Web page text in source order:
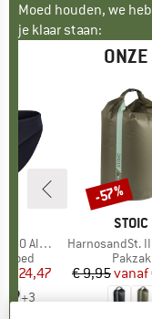
Moed houden, we
je klaar staan:
Brief
prijs
€ 24,47
+3
MERK
STOIC
Artikel
HarnosandSt.
Pakzak
€ 9,95vanaf
Korting
-57%